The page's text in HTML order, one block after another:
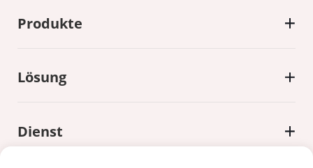
Produkte
Lösung
Dienst